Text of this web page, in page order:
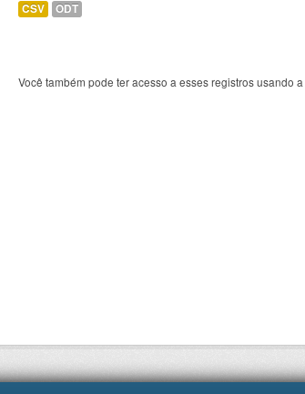
CSV ODT
Você também pode ter acesso a esses registros usando a